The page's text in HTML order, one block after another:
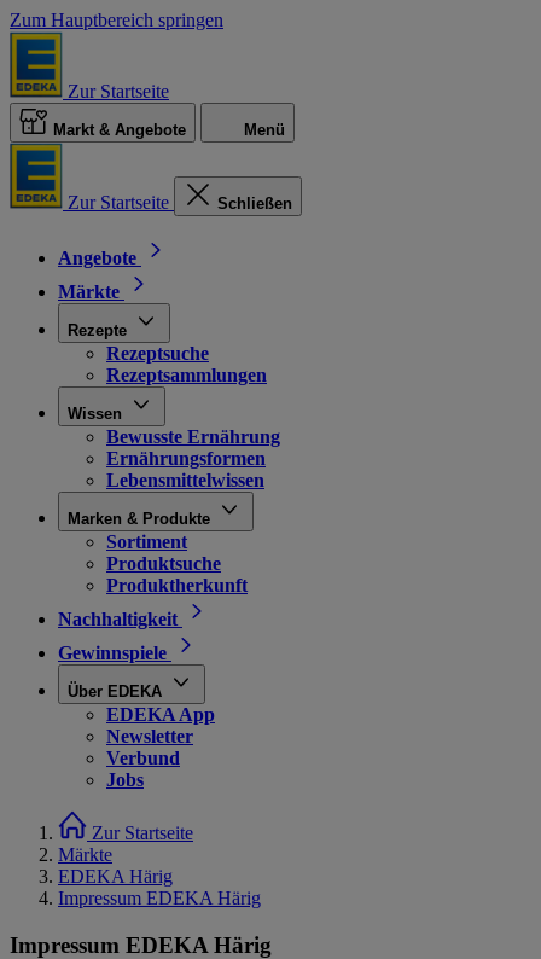
Zum Hauptbereich springen
Zur Startseite
Markt & Angebote Menü
Zur Startseite Schließen
Angebote
Märkte
Rezepte
Rezeptsuche
Rezeptsammlungen
Wissen
Bewusste Ernährung
Ernährungsformen
Lebensmittelwissen
Marken & Produkte
Sortiment
Produktsuche
Produktherkunft
Nachhaltigkeit
Gewinnspiele
Über EDEKA
EDEKA App
Newsletter
Verbund
Jobs
Zur Startseite
Märkte
EDEKA Härig
Impressum EDEKA Härig
Impressum EDEKA Härig